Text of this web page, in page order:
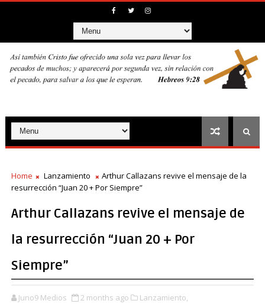
Home Lanzamiento
Arthur Callazans revive el mensaje de la
resurrección “Juan 20 + Por Siempre”
Arthur Callazans revive el mensaje de
la resurrección “Juan 20 + Por
Siempre”
Juno9 Medios 2 months ago Lanzamiento,